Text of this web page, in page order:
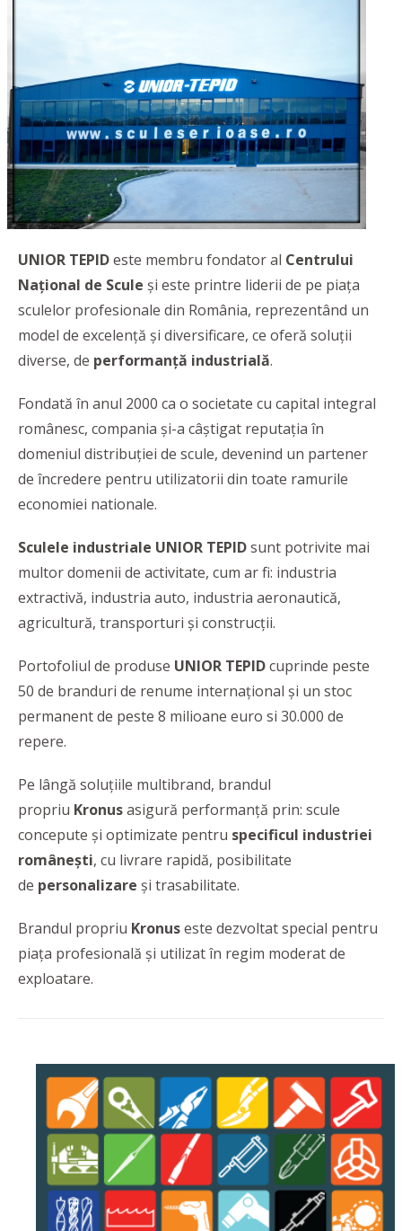
UNIOR TEPIDeste membru fondator al Centrului
Național de Scule și este printre liderii de pe piața
sculelor profesionale din România, reprezentând un
model de excelență și diversificare, ce oferă soluții
diverse, de performanță industrială.
Fondată în anul 2000 ca o societate cu capital integral
românesc, compania și-a câștigat reputația în
domeniul distribuției de scule, devenind un partener
de încredere pentru utilizatorii din toate ramurile
economiei nationale.
Sculele industriale UNIOR TEPIDsunt potrivite mai
multor domenii de activitate, cum ar fi: industria
extractivă, industria auto, industria aeronautică,
agricultură, transporturi și construcții.
Portofoliul de produse UNIOR TEPIDcuprinde peste
50 de branduri de renume internațional și un stoc
permanent de peste 8 milioane euro si 30.000 de
repere.
Pe lângă soluțiile multibrand, brandul
propriu Kronusasigură performanță prin: scule
concepute și optimizate pentru specificul industriei
românești, cu livrare rapidă, posibilitate
de personalizare și trasabilitate.
Brandul propriu Kronuseste dezvoltat special pentru
piața profesională şi utilizat în regim moderat de
exploatare.